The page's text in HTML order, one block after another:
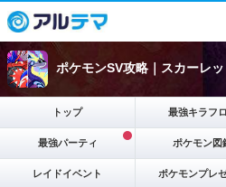
ポケモンSV攻略｜スカーレ
トップ 最強キラフ
最強パーティ ポケモン図
レイドイベント ポケモンプレ